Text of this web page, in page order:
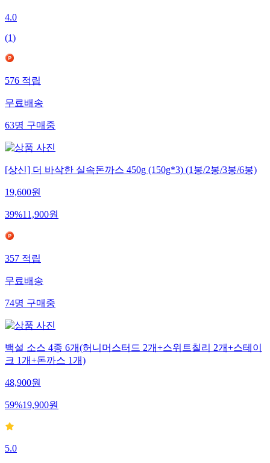
4.0
(1)
576 적립
무료배송
63명 구매중
[상신] 더 바삭한 실속돈까스 450g (150g*3) (1봉/2봉/3봉/6봉)
19,600원
39%11,900원
357 적립
무료배송
74명 구매중
백설 소스 4종 6개(허니머스터드 2개+스위트칠리 2개+스테이
크 1개+돈까스 1개)
48,900원
59%19,900원
5.0